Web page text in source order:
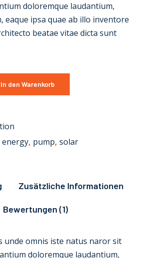
doloremque laudantium,
eaque ipsa quae ab illo inventore
beatae vitae dicta sunt
In den Warenkorb
energy, pump, solar
Zusätzliche Informationen
Bewertungen (1)
unde omnis iste natus naror sit
doloremque laudantium,